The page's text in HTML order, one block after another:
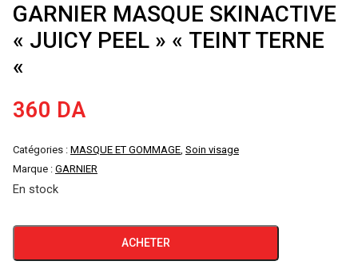
GARNIER MASQUE SKINACTIVE
« JUICY PEEL » « TEINT TERNE
«
360 DA
Catégories : MASQUE ET GOMMAGE, Soin visage
Marque : GARNIER
En stock
de
ACHETER